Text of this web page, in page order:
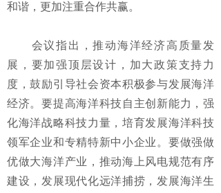
和谐，更加注重合作共赢。
会议指出，推动海洋经济高质量发
展，要加强顶层设计，加大政策支持力
度，鼓励引导社会资本积极参与发展海洋
经济。要提高海洋科技自主创新能力，强
化海洋战略科技力量，培育发展海洋科技
领军企业和专精特新中小企业。要做强做
优做大海洋产业，推动海上风电规范有序
建设，发展现代化远洋捕捞，发展海洋生